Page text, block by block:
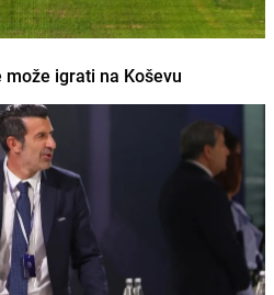
igrati na Koševu